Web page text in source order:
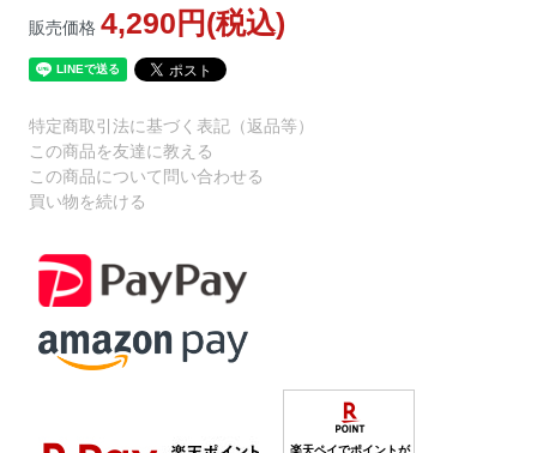
販売価格4,290円(税込)
特定商取引法に基づく表記（返品等）
この商品を友達に教える
この商品について問い合わせる
買い物を続ける